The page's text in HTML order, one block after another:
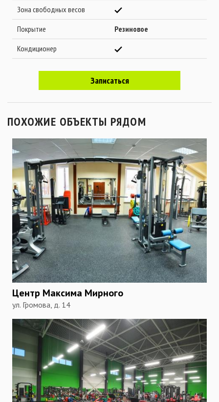
Зона свободных весов
Покрытие
Резиновое
Кондиционер
Записаться
ПОХОЖИЕ ОБЪЕКТЫ РЯДОМ
Центр Максима Мирного
ул. Громова, д. 14